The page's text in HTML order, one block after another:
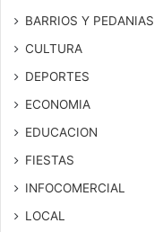
BARRIOS Y PEDANIAS
CULTURA
DEPORTES
ECONOMIA
EDUCACION
FIESTAS
INFOCOMERCIAL
LOCAL